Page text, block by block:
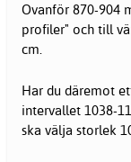
Ovanför 870-904
profiler" och till
cm.
Har du däremot
intervallet 1038-
ska välja storlek